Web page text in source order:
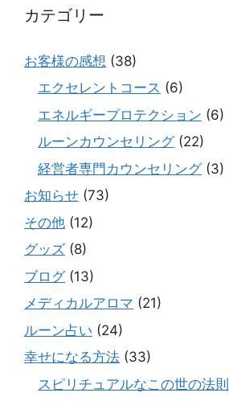
カテゴリー
お客様の感想 (38)
エクセレントコース (6)
エネルギープロテクション (6)
ルーンカウンセリング(22)
経営者専門カウンセリング(3)
お知らせ (73)
その他 (12)
グッズ (8)
ブログ(13)
メディカルアロマ (21)
ルーン占い (24)
幸せになる方法 (33)
スピリチュアルなこの世の法則